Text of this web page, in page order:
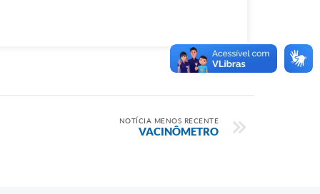
NOTÍCIA MENOS RECENTE
VACINÔMETRO